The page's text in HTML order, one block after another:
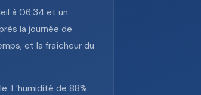
à 06:34 et un
la journée de
et la fraîcheur du
L’humidité de 88%